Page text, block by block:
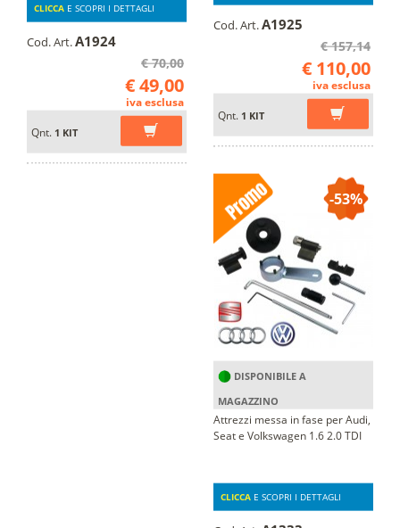
CLICCA E SCOPRI I DETTAGLI
Cod. Art.A1924
€ 70,00
€ 49,00
iva esclusa
Qnt. 1 KIT
Cod. Art.A1925
€ 157,14
€ 110,00
iva esclusa
Qnt. 1 KIT
-53%
DISPONIBILE A
MAGAZZINO
Attrezzi messa in fase per Audi,
Seat e Volkswagen 1.6 2.0 TDI
CLICCA E SCOPRI I DETTAGLI